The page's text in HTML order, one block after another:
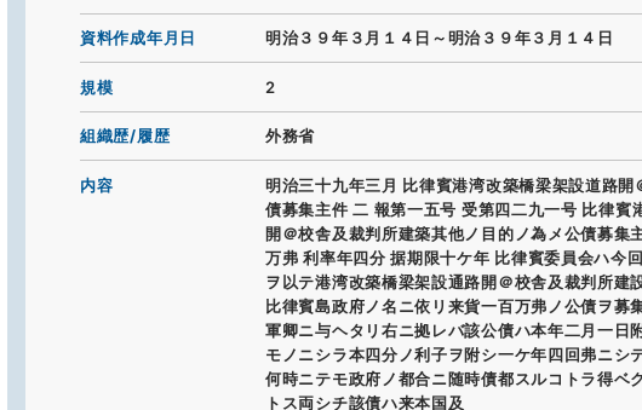
資料作成年月日 明治３９年３月１４日～明治３９年３月１４日
規模 2
組織歴/履歴 外務省
内容
明治三十九年三月 比律賓港湾改築橋梁架設道路開
債募集主件 二 報第一五号 受第四二九一号 比律賓
開＠校舎及裁判所建築其他ノ目的ノ為メ公債募集
万弗 利率年四分 据期限十ケ年 比律賓委員会ハ今
ヲ以テ港湾改築橋梁架設通路開＠校舎及裁判所建
比律賓島政府ノ名ニ依リ来貨一百万弗ノ公債ヲ募
軍卿ニ与ヘタリ右ニ拠レバ該公債ハ本年二月一日
モノニシラ本四分ノ利子ヲ附シ一ケ年四回弗ニシ
何時ニテモ政府ノ都合ニ随時債都スルコトラ得ベ
トス両シチ該債ハ来本国及